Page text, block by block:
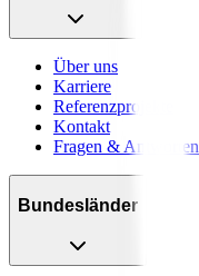
Über uns
Karriere
Referenzprojekte
Kontakt
Fragen & Antworten
Bundesländer